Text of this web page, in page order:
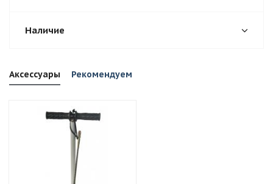
Наличие
Аксессуары Рекомендуем